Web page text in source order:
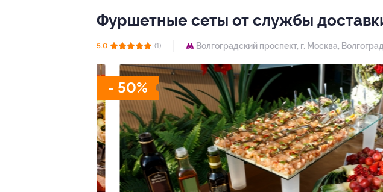
Фуршетные сеты от службы
5.0 (1) Волгоградский проспект, г. Москва,
- 50%